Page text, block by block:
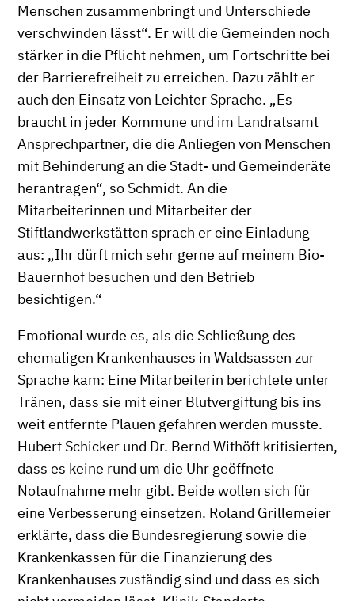
Menschen zusammenbringt und Unterschiede
verschwinden lässt“. Er will die Gemeinden noch
stärker in die Pflicht nehmen, um Fortschritte bei
der Barrierefreiheit zu erreichen. Dazu zählt er
auch den Einsatz von Leichter Sprache. „Es
braucht in jeder Kommune und im Landratsamt
Ansprechpartner, die die Anliegen von Menschen
mit Behinderung an die Stadt- und Gemeinderäte
herantragen“, so Schmidt. An die
Mitarbeiterinnen und Mitarbeiter der
Stiftlandwerkstätten sprach er eine Einladung
aus: „Ihr dürft mich sehr gerne auf meinem Bio-
Bauernhof besuchen und den Betrieb
besichtigen.“
Emotional wurde es, als die Schließung des
ehemaligen Krankenhauses in Waldsassen zur
Sprache kam: Eine Mitarbeiterin berichtete unter
Tränen, dass sie mit einer Blutvergiftung bis ins
weit entfernte Plauen gefahren werden musste.
Hubert Schicker und Dr. Bernd Withöft kritisierten,
dass es keine rund um die Uhr geöffnete
Notaufnahme mehr gibt. Beide wollen sich für
eine Verbesserung einsetzen. Roland Grillemeier
erklärte, dass die Bundesregierung sowie die
Krankenkassen für die Finanzierung des
Krankenhauses zuständig sind und dass es sich